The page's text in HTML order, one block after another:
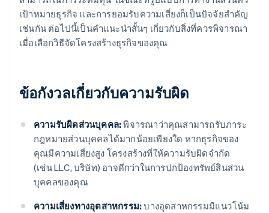
เป้าหมายธุรกิจ และการยอมรับความเสี่ยงก็เป็นปัจจัยสำคัญ
เช่นกัน ต่อไปนี้เป็นคำแนะนำสั้นๆ เกี่ยวกับสิ่งที่ควรพิจารณา
เมื่อเลือกวิธีจัดโครงสร้างธุรกิจของคุณ
ข้อกังวลเกี่ยวกับความรับผิด
ความรับผิดส่วนบุคคล:พิจารณาว่าคุณสามารถรับภาระ
กฎหมายส่วนบุคคลได้มากน้อยเพียงใด หากธุรกิจของ
คุณมีความเสี่ยงสูง โครงสร้างที่ให้ความรับผิดจำกัด
(เช่น LLC, บริษัท) อาจดีกว่าในการปกป้องทรัพย์สินส่วน
บุคคลของคุณ
ความเสี่ยงทางอุตสาหกรรม:บางอุตสาหกรรมมีแนวโน้ม